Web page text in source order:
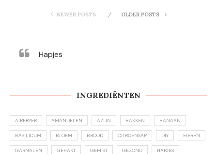
NEWER POSTS OLDER POSTS
Hapjes
INGREDIËNTEN
AIRFRYER AMANDELEN AZIJN BAKKEN BANAAN
BASILICUM BLOEM BROOD CITROENSAP DIY EIEREN
GARNALEN GEHAKT GEMIST GEZOND HAPJES